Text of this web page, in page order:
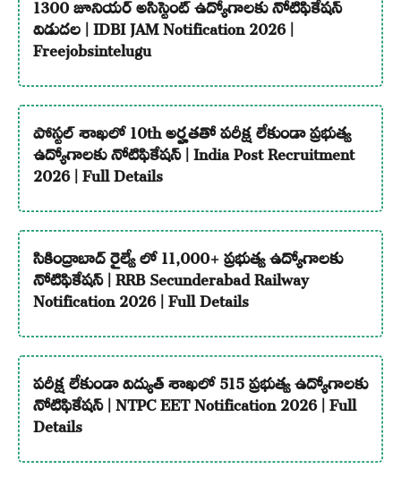
విడుదల | IDBI JAM Notification 2026 |
Freejobsintelugu
పోస్టల్ శాఖలో 10th అర్హతతో పరీక్ష లేకుండా ప్రభుత్వ
ఉద్యోగాలకు నోటిఫికేషన్ | India Post Recruitment
2026 | Full Details
సికింద్రాబాద్ రైల్వే లో 11,000+ ప్రభుత్వ ఉద్యోగాలకు
నోటిఫికేషన్ | RRB Secunderabad Railway
Notification 2026 | Full Details
పరీక్ష లేకుండా విద్యుత్ శాఖలో 515 ప్రభుత్వ ఉద్యోగాలకు
నోటిఫికేషన్ | NTPC EET Notification 2026 | Full
Details